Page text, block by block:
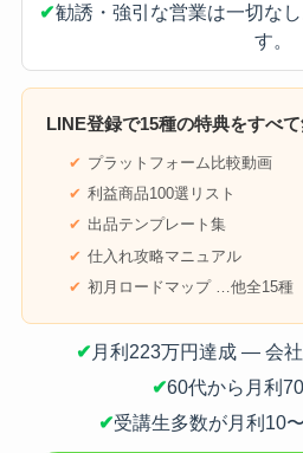
✔勧誘・強引な営業は一切な
す。
LINE登録で15種の特典をすべ
プラットフォーム比較動画
利益商品100選リスト
出品テンプレート集
仕入れ攻略マニュアル
初月ロードマップ …他全15種
✔ 月利223万円達成 — 会
✔60代から月利
✔受講生多数が月利10